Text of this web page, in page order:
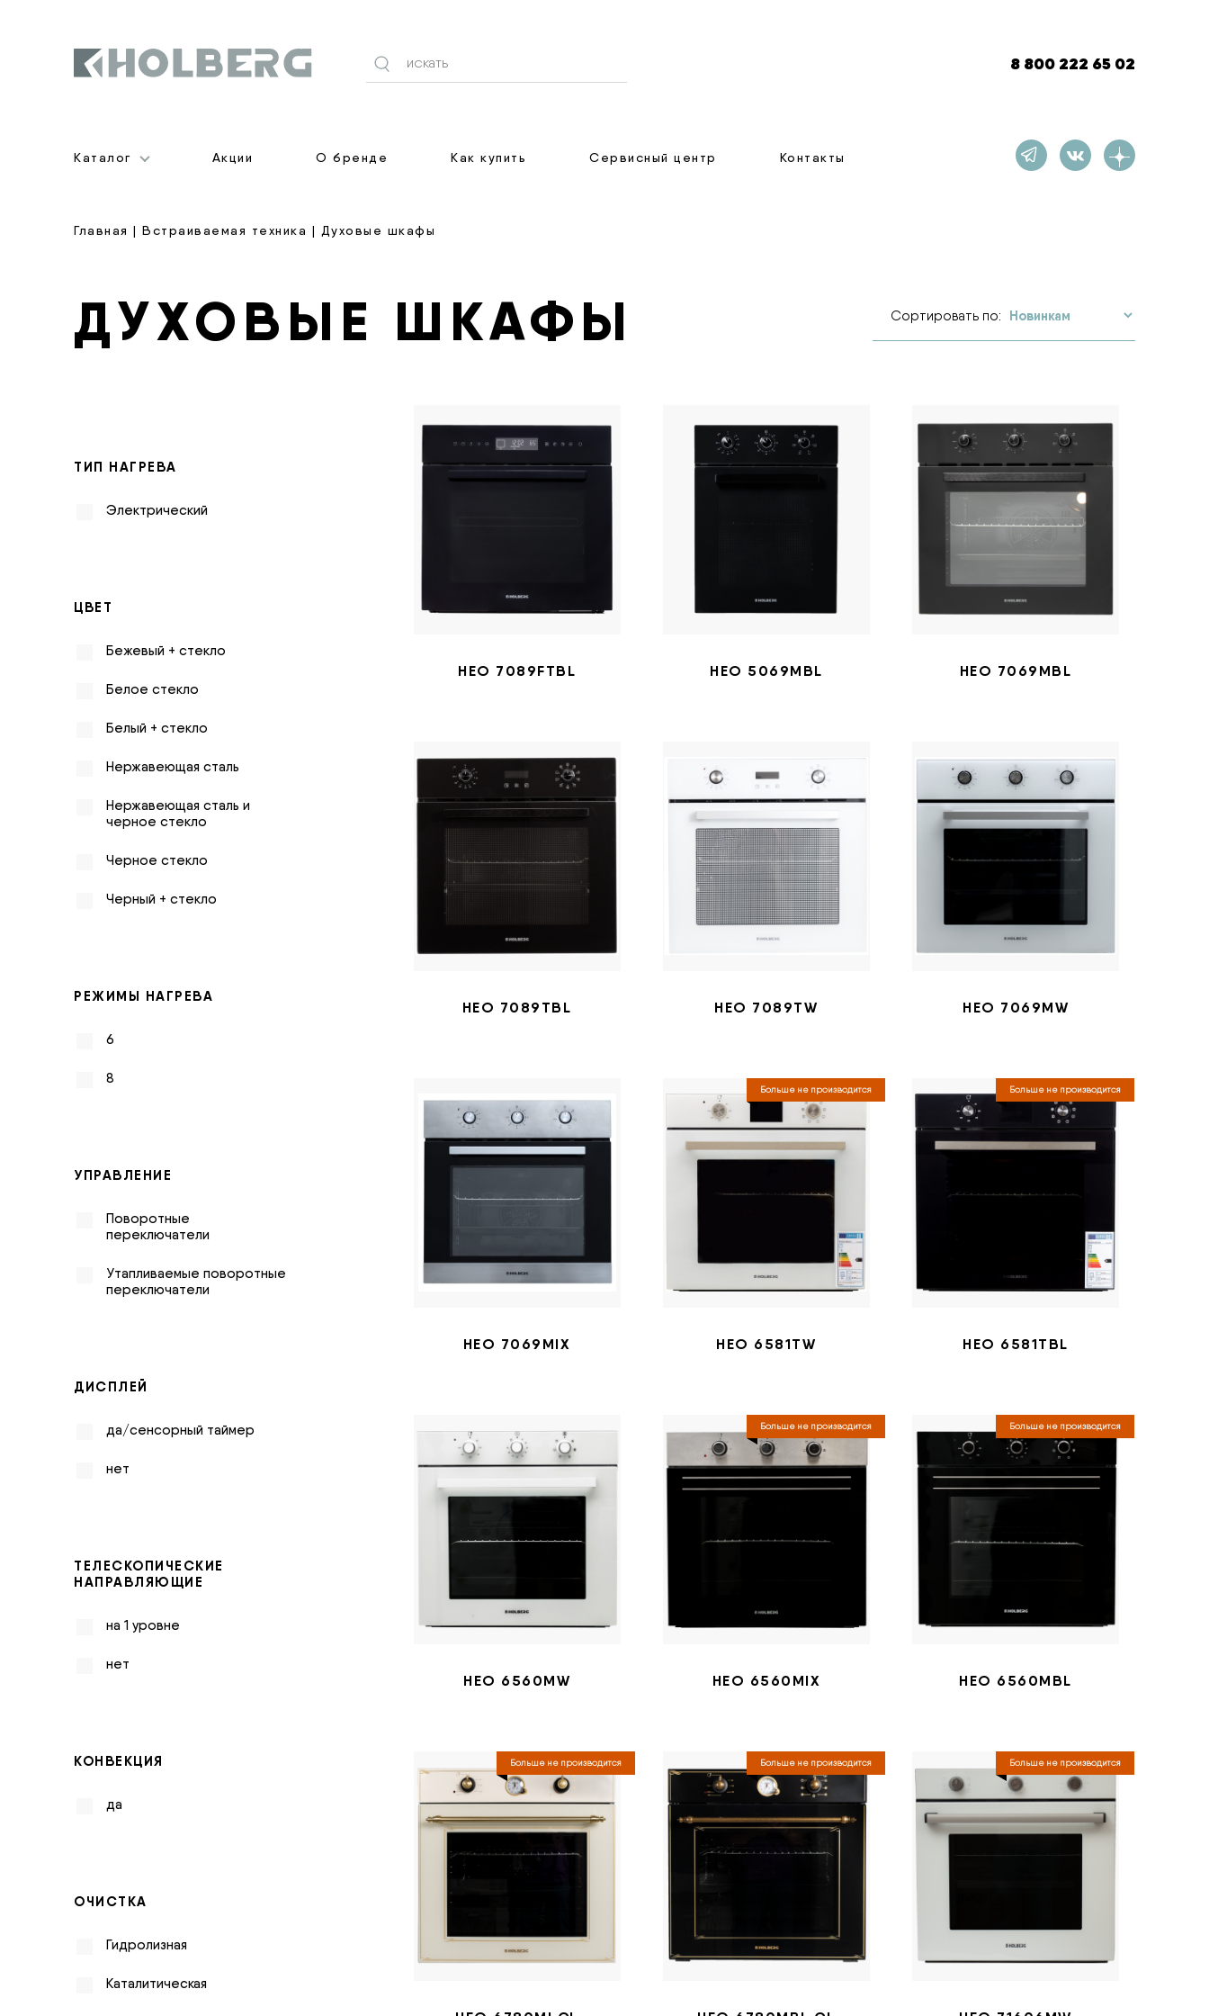
8 800 222 65 02
Каталог Акции О бренде Как купить Сервисный центр Контакты
Главная | Встраиваемая техника | Духовые шкафы
ДУХОВЫЕ ШКАФЫ
ТИП НАГРЕВА
Электрический
ЦВЕТ
Бежевый + стекло
Белое стекло
Белый + стекло
Нержавеющая сталь
Нержавеющая сталь и
черное стекло
Черное стекло
Черный + стекло
РЕЖИМЫ НАГРЕВА
6
8
УПРАВЛЕНИЕ
Поворотные
переключатели
Утапливаемые поворотные
переключатели
ДИСПЛЕЙ
да/сенсорный таймер
нет
ТЕЛЕСКОПИЧЕСКИЕ
НАПРАВЛЯЮЩИЕ
на 1 уровне
нет
КОНВЕКЦИЯ
да
ОЧИСТКА
Гидролизная
Каталитическая
Сортировать по:
HEO 7089FTBL HEO 5069MBL HEO 7069MBL
HEO 7089TBL HEO 7089TW HEO 7069MW
HEO 7069MIX
Больше не производится
HEO 6581TW
Больше не производится
HEO 6581TBL
НЕО 6560MW
Больше не производится
НЕО 6560MIX
Больше не производится
НЕО 6560MBL
Больше не производится Больше не производится Больше не производится